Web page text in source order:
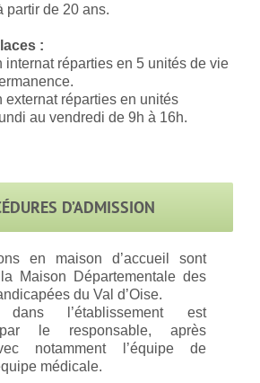
partir de 20 ans.
:
internat réparties en 5 unités de vie
externat réparties en unités
au vendredi de 9h à 16h.
D’ADMISSION
en maison d’accueil sont
Maison Départementale des
du Val d’Oise.
dans l’établissement est
le responsable, après
notamment l’équipe de
médicale.